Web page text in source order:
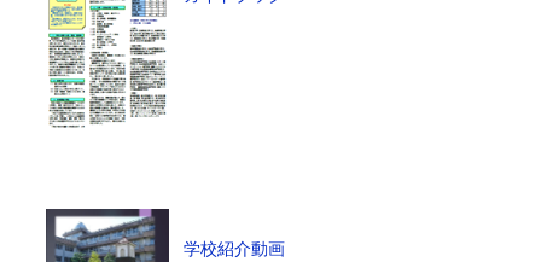
学校紹介動画